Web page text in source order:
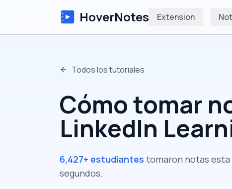
HoverNotes Extension
Todos los tutoriales
Cómo tomar
LinkedIn
6,427+ estudiantes tomaron notas esta
segundos.